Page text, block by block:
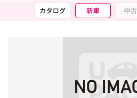
カタログ 新車 中